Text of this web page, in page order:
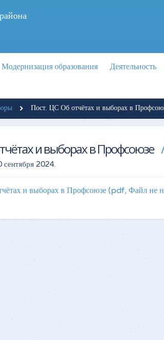
Модернизация образования Деятельность
Пост. ЦС Об отчётах и выборах в
и выборах в Профсоюзе
сентября 2024.
и выборах в Профсоюзе (pdf, Файл не